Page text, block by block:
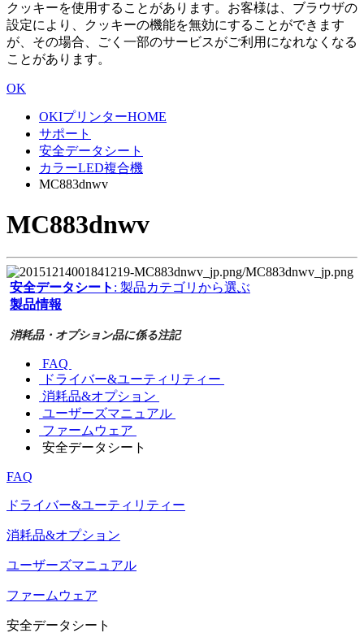
クッキーを使用することがあります。お客様は、ブラウザの
設定により、クッキーの機能を無効にすることができます
が、その場合、ごく一部のサービスがご利用になれなくなる
ことがあります。
OK
OKIプリンターHOME
サポート
安全データシート
カラーLED複合機
MC883dnwv
MC883dnwv
安全データシート : 製品カテゴリから選ぶ
製品情報
消耗品・オプション品に係る注記
FAQ
ドライバー&ユーティリティー
消耗品&オプション
ユーザーズマニュアル
ファームウェア
安全データシート
FAQ
ドライバー&ユーティリティー
消耗品&オプション
ユーザーズマニュアル
ファームウェア
安全データシート